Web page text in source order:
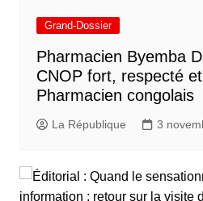
Grand-Dossier
Pharmacien Byemba
CNOP fort, respecté
Pharmacien congolais
La République 3